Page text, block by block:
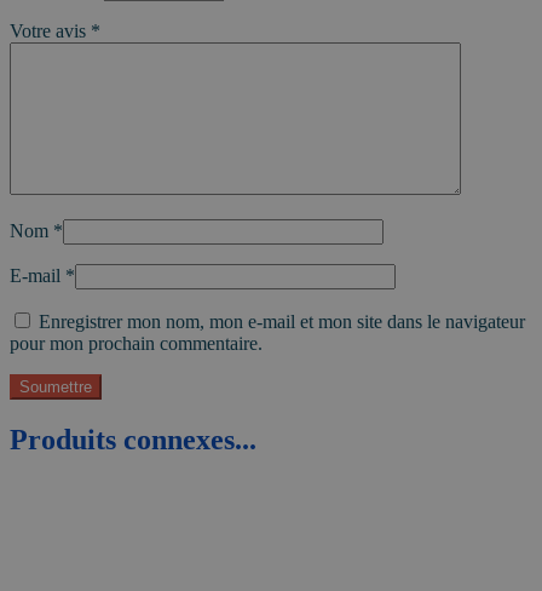
Votre avis *
Nom *
E-mail *
Enregistrer mon nom, mon e-mail et mon site dans le navigateur
pour mon prochain commentaire.
Produits connexes...